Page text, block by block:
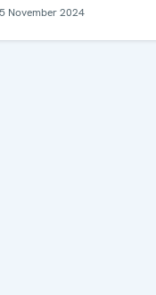
November 2024